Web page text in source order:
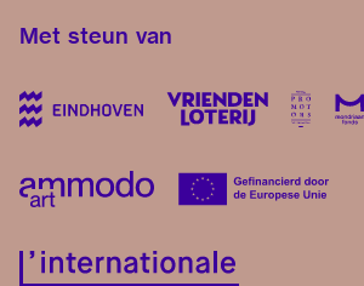
Met steun van